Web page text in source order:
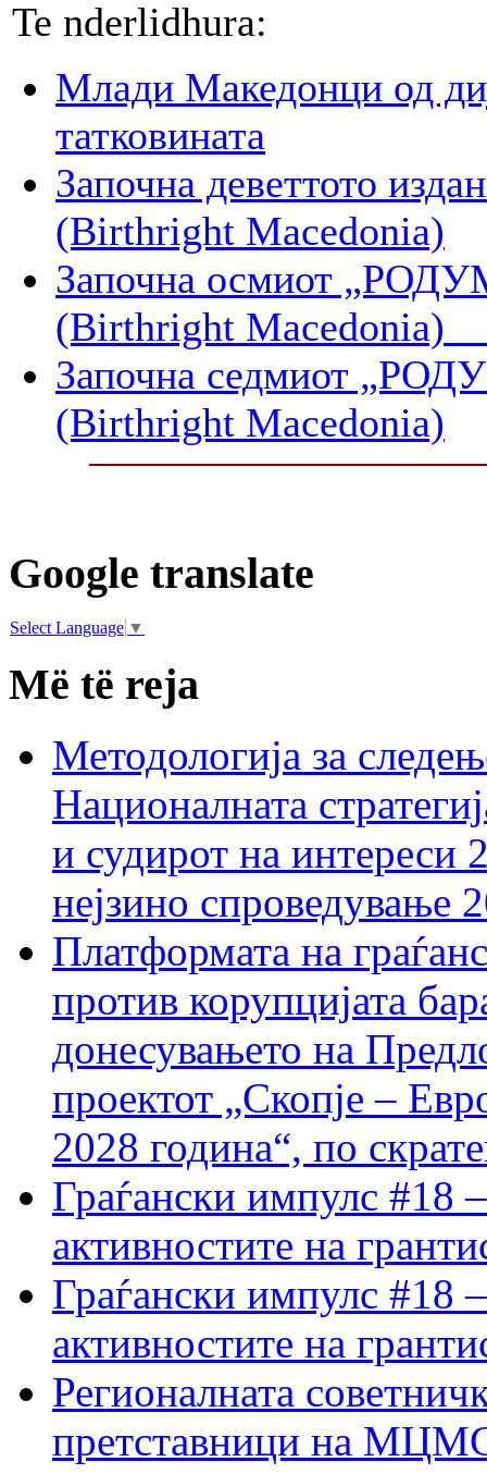
Te nderlidhura:
Млади Македонци од
татковината
Започна деветтото
(Birthright Macedonia)
Започна осмиот
(Birthright Macedonia)
Започна седмиот
(Birthright Macedonia)
Google translate
Select Language ▼
Më të reja
Методологија за
Националната
и судирот на интереси
нејзино спроведување
Платформата на
против корупцијата
донесувањето на
проектот „Скопје –
2028 година“, по
Граѓански импулс #18
активностите на
Граѓански импулс #18
активностите на
Регионалната
претставници на МЦМС